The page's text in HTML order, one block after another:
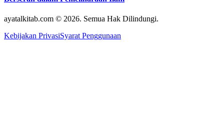
ayatalkitab.com © 2026. Semua Hak Dilindungi.
Kebijakan PrivasiSyarat Penggunaan